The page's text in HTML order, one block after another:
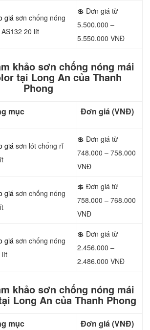
giá sơn chống nóng
20 lít
💲 Đơn giá từ
5.500.000 –
5.550.000 VNĐ
khảo sơn chống nóng mái
tại Long An của Thanh
Phong
mục Đơn giá (VNĐ)
giá sơn lót chống rỉ
💲 Đơn giá từ
748.000 – 758.000
VNĐ
giá sơn chống nóng
💲 Đơn giá từ
758.000 – 768.000
VNĐ
giá sơn chống nóng
lít
💲 Đơn giá từ
2.456.000 –
2.486.000 VNĐ
khảo sơn chống nóng mái
Long An của Thanh Phong
mục Đơn giá (VNĐ)